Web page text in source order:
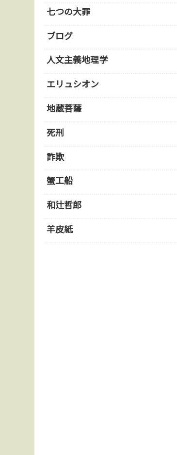
七つの大罪
ブログ
人文主義地理学
エリュシオン
地蔵菩薩
死刑
詐欺
蟹工船
和辻哲郎
羊皮紙